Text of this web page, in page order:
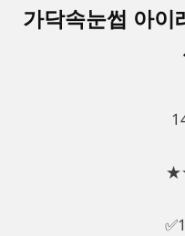
가닥속눈썹 아이